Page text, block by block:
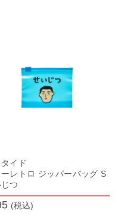
タイド
ーレトロ ジッパーバッグ S
つ
(税込)